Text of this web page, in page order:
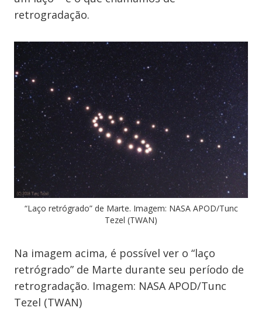
retrogradação.
“Laço retrógrado” de Marte. Imagem: NASA APOD/Tunc
Tezel (TWAN)
Na imagem acima, é possível ver o “laço
retrógrado” de Marte durante seu período de
retrogradação. Imagem: NASA APOD/Tunc
Tezel (TWAN)